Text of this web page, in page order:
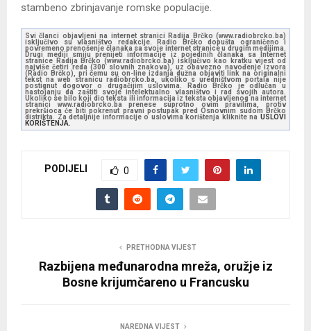
stambeno zbrinjavanje romske populacije.
Svi članci objavljeni na internet stranici Radija Brčko (www.radiobrcko.ba)
isključivo su vlasništvo redakcije. Radio Brčko dopušta ograničeno i
povremeno prenošenje članaka sa svoje internet stranice u drugim medijima.
Drugi mediji smiju prenijeti informacije iz pojedinih članaka sa Internet
stranice Radija Brčko (www.radiobrcko.ba) isključivo kao kratku vijest od
najviše četiri reda (300 slovnih znakova), uz obavezno navođenje izvora
(Radio Brčko), pri čemu su on-line izdanja dužna objaviti link na originalni
tekst na web stranicu radiobrcko.ba, ukoliko s uredništvom portala nije
postignut dogovor o drugačijim uslovima. Radio Brčko je odlučan u
nastojanju da zaštiti svoje intelektualno vlasništvo i rad svojih autora.
Ukoliko se bilo koji dio teksta ili informacija iz teksta objavljenog na internet
stranici www.radiobrcko.ba prenese suprotno ovim pravilima, protiv
prekršioca će biti pokrenut pravni postupak pred Osnovnim sudom Brčko
distrikta. Za detaljnije informacije o uslovima korištenja kliknite na USLOVI
KORIŠTENJA.
PODIJELI 0
PRETHODNA VIJEST
Razbijena međunarodna mreža, oružje iz
Bosne krijumčareno u Francusku
NAREDNA VIJEST